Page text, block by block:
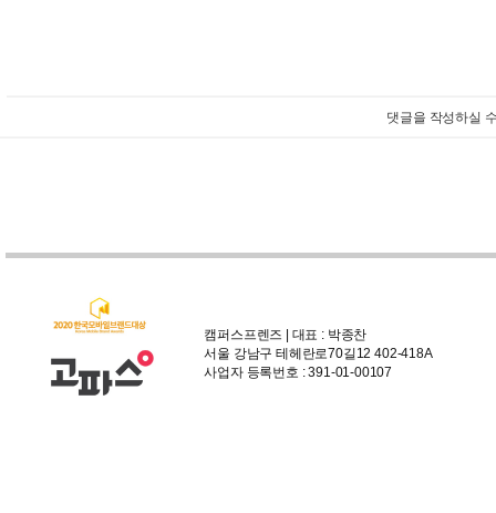
댓글을 작성하실
캠퍼스프렌즈 | 대표 : 박종찬
서울 강남구 테헤란로70길12 402-418A
사업자 등록번호 : 391-01-00107